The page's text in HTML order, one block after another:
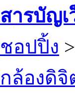
สารบัญเ
ชอปปิ้ง >
กล้องดิ